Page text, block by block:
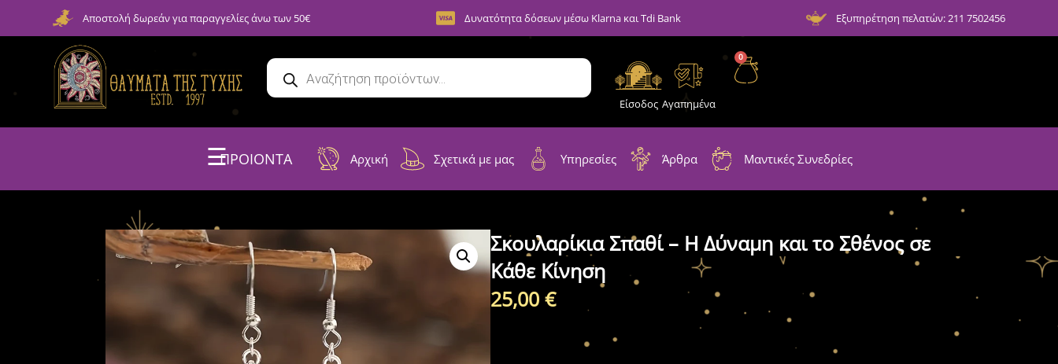
Αποστολή δωρεάν για παραγγελίες άνω των 50€ Δυνατότητα δόσεων μέσω Klarna και Tdi Bank Εξυπηρέτηση πελατών: 211 7502456
Είσοδος Αγαπημένα
0
☰ΠΡΟΙΟΝΤΑ Αρχική Σχετικά με μας Υπηρεσίες Άρθρα Μαντικές Συνεδρίες
Σκουλαρίκια Σπαθί – Η Δύναμη και το Σθένος σε
Κάθε Κίνηση
25,00€